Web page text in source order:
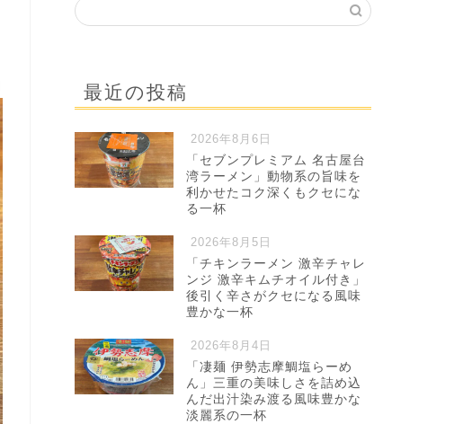
最近の投稿
2026年8月6日
「セブンプレミアム 名古屋台
湾ラーメン」動物系の旨味を
利かせたコク深くもクセにな
る一杯
2026年8月5日
「チキンラーメン 激辛チャレ
ンジ 激辛キムチオイル付き」
後引く辛さがクセになる風味
豊かな一杯
2026年8月4日
「凄麺 伊勢志摩鯛塩らーめ
ん」三重の美味しさを詰め込
んだ出汁染み渡る風味豊かな
淡麗系の一杯